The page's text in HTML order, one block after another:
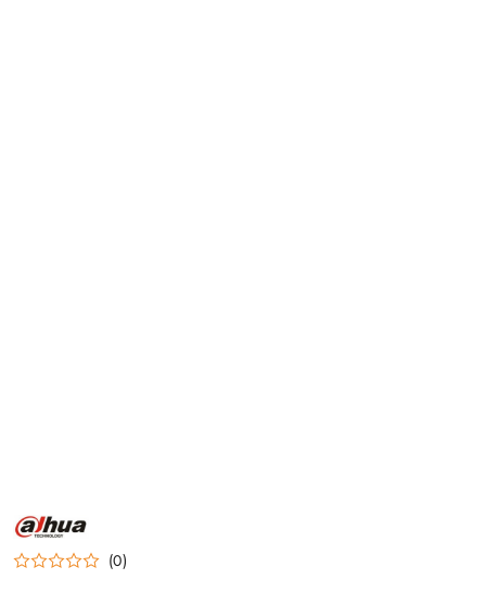
NAZWA
PRODUCENTA:
DAHUA
(0)